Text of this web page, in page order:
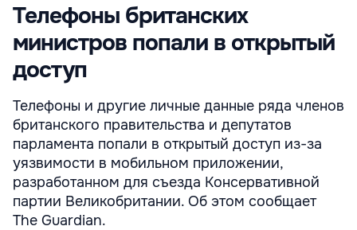
Телефоны британских
министров попали в открытый
доступ
Телефоны и другие личные данные ряда членов
британского правительства и депутатов
парламента попали в открытый доступ из-за
уязвимости в мобильном приложении,
разработанном для съезда Консервативной
партии Великобритании. Об этом сообщает
The Guardian.